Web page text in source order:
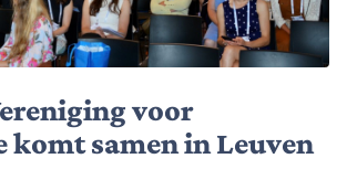
voor
komt samen in Leuven